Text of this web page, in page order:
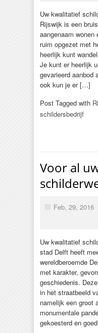
Uw kwalitatief
Rijswijk is een
aangenaam
ruim opgezet met
heerlijk kunt
Je kunt er heerlijk
gevarieerd aanbod
ook kun je er […]
Post Tagged with
schildersbedrijf
Voor al
Feb, 29, 2016
Uw kwalitatief
stad Delft heeft
wereldberoemde
met karakter,
geschiedenis.
in het straatbeeld
namelijk een groot
monumentale
gekoesterd en